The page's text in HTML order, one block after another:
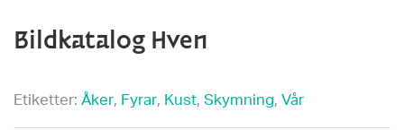
Bildkatalog Hven
Etiketter: Åker, Fyrar, Kust, Skymning, Vår